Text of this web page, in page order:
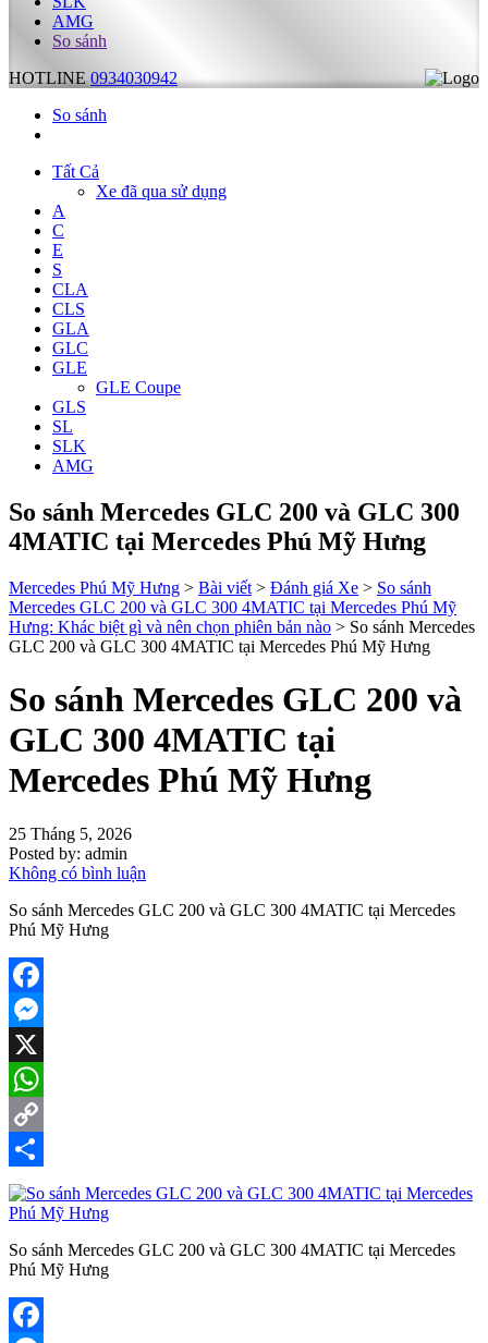
AMG
So sánh
HOTLINE 0934030942
So sánh
Tất Cả
Xe đã qua sử dụng
A
C
E
S
CLA
CLS
GLA
GLC
GLE
GLE Coupe
GLS
SL
SLK
AMG
So sánh Mercedes GLC 200 và GLC 300
4MATIC tại Mercedes Phú Mỹ Hưng
Mercedes Phú Mỹ Hưng > Bài viết > Đánh giá Xe > So sánh
Mercedes GLC 200 và GLC 300 4MATIC tại Mercedes Phú Mỹ
Hưng: Khác biệt gì và nên chọn phiên bản nào > So sánh Mercedes
GLC 200 và GLC 300 4MATIC tại Mercedes Phú Mỹ Hưng
So sánh Mercedes GLC 200 và
GLC 300 4MATIC tại
Mercedes Phú Mỹ Hưng
25 Tháng 5, 2026
Posted by: admin
Không có bình luận
So sánh Mercedes GLC 200 và GLC 300 4MATIC tại Mercedes
Phú Mỹ Hưng
Facebook
Messenger
X
WhatsApp
Copy
Link
Share
So sánh Mercedes GLC 200 và GLC 300 4MATIC tại Mercedes
Phú Mỹ Hưng